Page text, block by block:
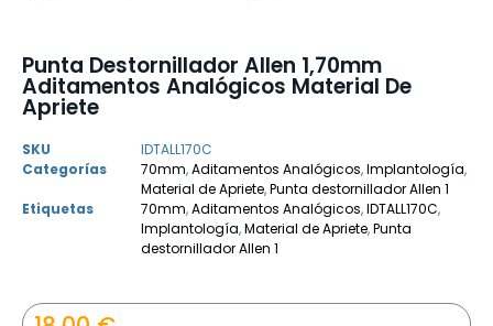
Punta Destornillador Allen 1,70mm
Aditamentos Analógicos Material De
Apriete
SKU
IDTALL170C
Categorías
70mm,Aditamentos Analógicos,Implantología,
Material de Apriete,Punta destornillador Allen 1
Etiquetas
70mm,Aditamentos Analógicos,IDTALL170C,
Implantología,Material de Apriete,Punta
destornillador Allen 1